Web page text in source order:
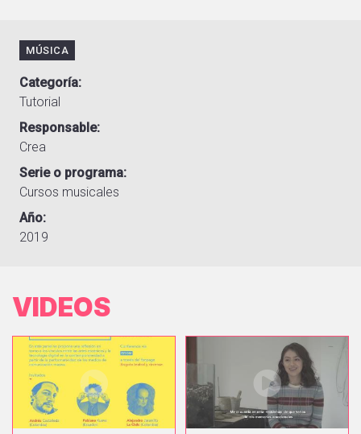
MÚSICA
Categoría
Tutorial
Responsable
Crea
Serie o programa
Cursos musicales
Año
2019
VIDEOS